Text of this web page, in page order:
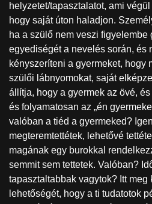
helyzetet/tapasztalatot, ami
hogy saját úton haladjon.
ha a szülő nem veszi figyelembe
egyediségét a nevelés során, és
kényszeríteni a gyermeket, hogy
szülői lábnyomokat, saját
állítja, hogy a gyermek az övé,
és folyamatosan az „én
valóban a tiéd a gyermeked?
megteremtettétek, lehetővé
magának egy burokkal
semmit sem tettetek. Valóban?
tapasztaltabbak vagytok? Itt
lehetőségét, hogy a ti tudatotok